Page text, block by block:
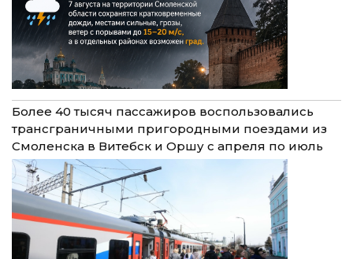
Более 40 тысяч пассажиров воспользовались
трансграничными пригородными поездами из
Смоленска в Витебск и Оршу с апреля по июль